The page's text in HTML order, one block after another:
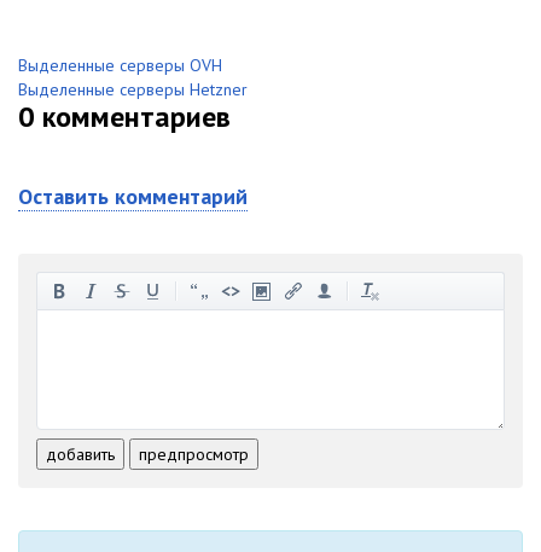
Выделенные серверы OVH
Выделенные серверы Hetzner
0 комментариев
Оставить комментарий
-
добавить предпросмотр